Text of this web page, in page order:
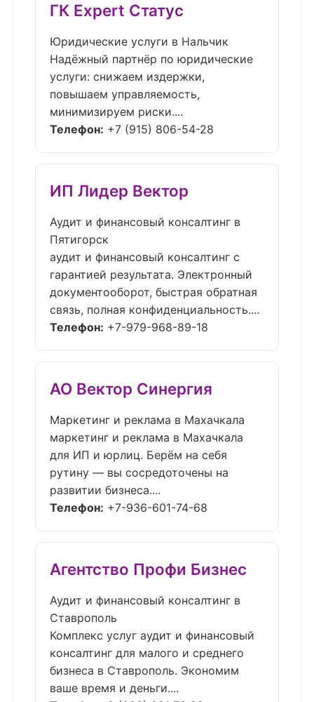
ГК Expert Статус
Юридические услуги в Нальчик
Надёжный партнёр по юридические
услуги: снижаем издержки,
повышаем управляемость,
минимизируем риски....
Телефон: +7 (915) 806-54-28
ИП Лидер Вектор
Аудит и финансовый консалтинг в
Пятигорск
аудит и финансовый консалтинг с
гарантией результата. Электронный
документооборот, быстрая обратная
связь, полная конфиденциальность....
Телефон: +7-979-968-89-18
АО Вектор Синергия
Маркетинг и реклама в Махачкала
маркетинг и реклама в Махачкала
для ИП и юрлиц. Берём на себя
рутину — вы сосредоточены на
развитии бизнеса....
Телефон: +7-936-601-74-68
Агентство Профи Бизнес
Аудит и финансовый консалтинг в
Ставрополь
Комплекс услуг аудит и финансовый
консалтинг для малого и среднего
бизнеса в Ставрополь. Экономим
ваше время и деньги....